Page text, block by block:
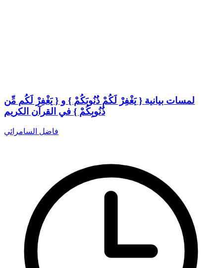
لمسات بيانية { يَغْفِرْ لَكُمْ ذُنُوبَكُمْ } و { يَغْفِرْ لَكُم مِّن
ذُنُوبِكُمْ } في القرآن الكريم
فاضل السامرائي